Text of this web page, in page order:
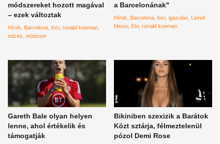
módszereket hozott magával
– ezek változtak
Hírek Barcelona foci ronald koeman
edzés módzser
a Barcelonának"
Hírek Barcelona foci igazolás
Lionel
Messi Eto ronald koeman
Gareth Bale olyan helyen
lenne, ahol értékelik és
támogatják
Bikiniben szexizik a Barátok
Közt sztárja, félmeztelenül
pózol Demi Rose